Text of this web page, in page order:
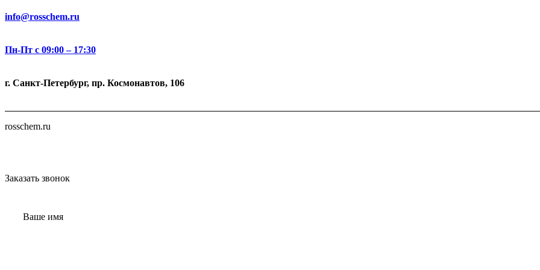
info@rosschem.ru
Пн-Пт с 09:00 – 17:30
г. Санкт-Петербург, пр. Космонавтов, 106
rosschem.ru
Заказать звонок
Ваше имя